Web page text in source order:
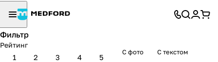
Фильтр
Рейтинг
1 2 3 4 5
С фото С текстом